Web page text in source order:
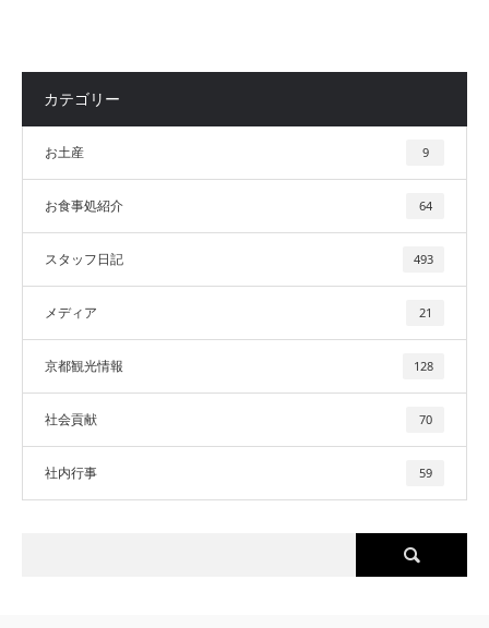
カテゴリー
お土産 9
お食事処紹介 64
スタッフ日記 493
メディア 21
京都観光情報 128
社会貢献 70
社内行事 59